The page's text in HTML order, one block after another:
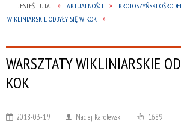
JESTEŚ TUTAJ AKTUALNOŚCI KROTOSZYŃSKI
WIKLINIARSKIE ODBYŁY SIĘ W KOK
WARSZTATY WIKLINIARSKIE
KOK
2018-03-19 Maciej Karolewski 1689